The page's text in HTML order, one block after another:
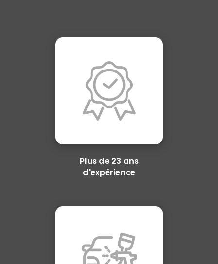
Plus de 23 ans
d'expérience